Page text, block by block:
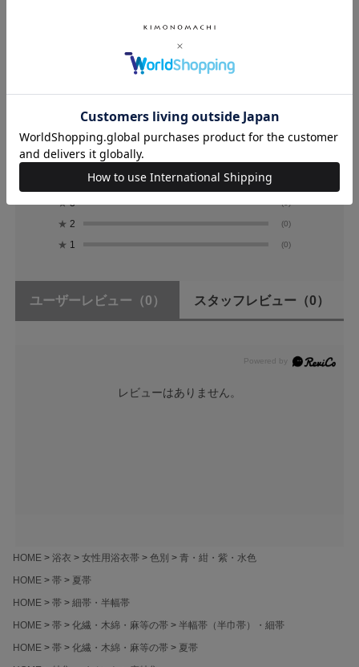
0.0
レビュー件数：
★ 5 (0)
★ 3
★ 2 (0)
★ 1 (0)
ユーザーレビュー （0） スタッフレビュー （0）
レビューはありません。
HOME 浴衣 女性用浴衣帯 色別
青・紺・紫・水色
HOME
帯
夏帯
HOME
帯
細帯・半幅帯
HOME
帯 化繊・木綿・麻等の帯
半幅帯（半巾帯）・細帯
HOME
帯 化繊・木綿・麻等の帯
夏帯